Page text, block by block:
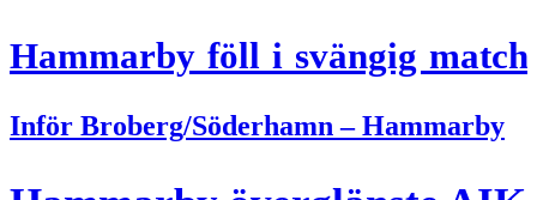
Hammarby föll i svängig match
Inför Broberg/Söderhamn – Hammarby